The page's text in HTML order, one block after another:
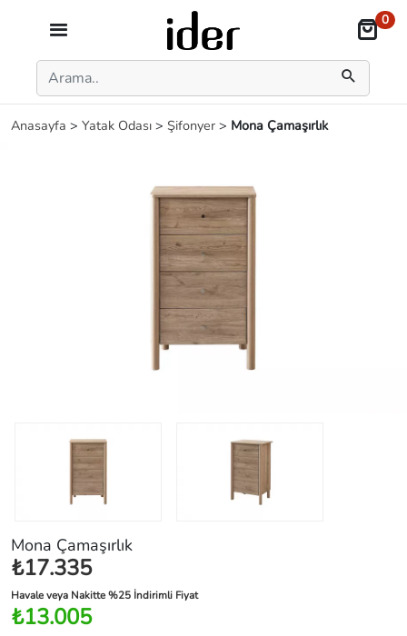
0
Anasayfa > Yatak Odası > Şifonyer > Mona Çamaşırlık
Mona Çamaşırlık
₺17.335
Havale veya Nakitte %25 İndirimli Fiyat
₺13.005